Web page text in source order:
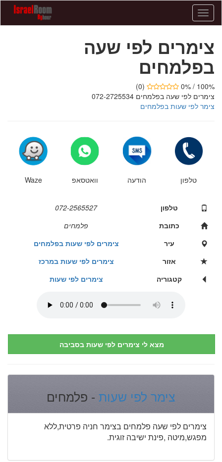
צימרים
לפי
בפלמחים
072-
2565527
-
צימרים
לפי
צימרים לפי שעה
בפלמחים
100% / 0%
(0)
צימרים לפי שעה בפלמחים 072-2725534
צימר לפי שעות בפלמחים
טלפון הודעה וואטסאפ Waze
טלפון
072-2565527
כתובת
פלמחים
עיר
צימרים לפי שעות בפלמחים
אזור
צימרים לפי שעות במרכז
קטגוריה
צימרים לפי שעות
מצא לי צימרים לפי שעות בסביבה
צימר לפי שעות - פלמחים
צימרים לפי שעה פלמחים בצימר חניה פרטית,ללא
מפגש,מיטה ,פינת ישיבה זוגית.